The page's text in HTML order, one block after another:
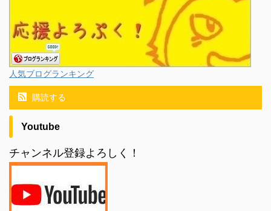
人気ブログランキング
購読する
Youtube
チャンネル登録よろしく！